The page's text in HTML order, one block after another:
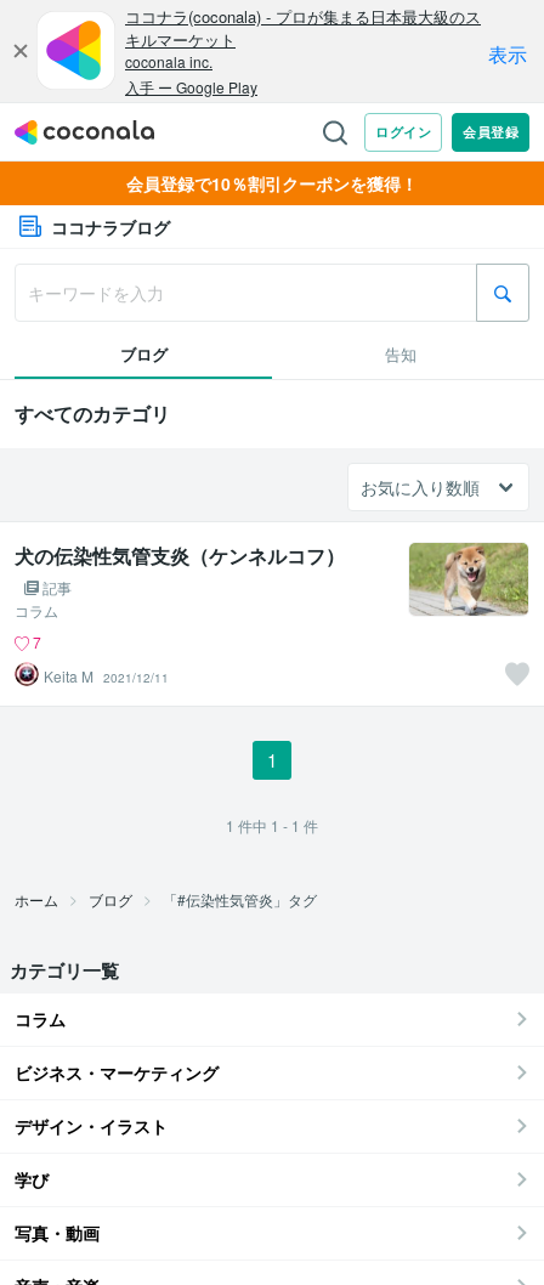
会員登録で10％割引クーポンを獲得！
ココナラブログ
ブログ 告知
すべてのカテゴリ
犬の伝染性気管支炎（ケンネルコフ）
記事
コラム
7
Keita M
2021/12/11
1
1 件中 1 - 1 件
ホーム ブログ 「#伝染性気管炎」タグ
カテゴリ一覧
コラム
ビジネス・マーケティング
デザイン・イラスト
学び
写真・動画